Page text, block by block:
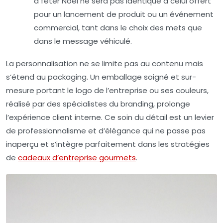
pour un lancement de produit ou un événement
commercial, tant dans le choix des mets que
dans le message véhiculé.
La personnalisation ne se limite pas au contenu mais
s’étend au packaging. Un emballage soigné et sur-
mesure portant le logo de l’entreprise ou ses couleurs,
réalisé par des spécialistes du branding, prolonge
l’expérience client interne. Ce soin du détail est un levier
de professionnalisme et d’élégance qui ne passe pas
inaperçu et s’intègre parfaitement dans les stratégies
de cadeaux d’entreprise gourmets.